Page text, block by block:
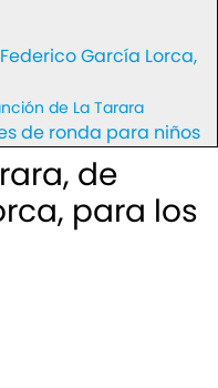
García Lorca,
de La Tarara
de ronda para niños
de
para los